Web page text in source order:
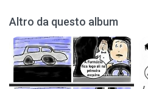
Altro da questo album